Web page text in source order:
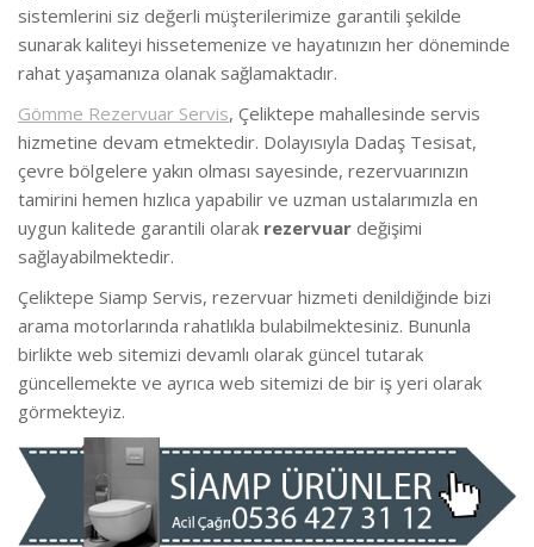
sistemlerini siz değerli müşterilerimize garantili şekilde
sunarak kaliteyi hissetemenize ve hayatınızın her döneminde
rahat yaşamanıza olanak sağlamaktadır.
Gömme Rezervuar Servis, Çeliktepe mahallesinde servis
hizmetine devam etmektedir. Dolayısıyla Dadaş Tesisat,
çevre bölgelere yakın olması sayesinde, rezervuarınızın
tamirini hemen hızlıca yapabilir ve uzman ustalarımızla en
uygun kalitede garantili olarak rezervuar değişimi
sağlayabilmektedir.
Çeliktepe Siamp Servis, rezervuar hizmeti denildiğinde bizi
arama motorlarında rahatlıkla bulabilmektesiniz. Bununla
birlikte web sitemizi devamlı olarak güncel tutarak
güncellemekte ve ayrıca web sitemizi de bir iş yeri olarak
görmekteyiz.